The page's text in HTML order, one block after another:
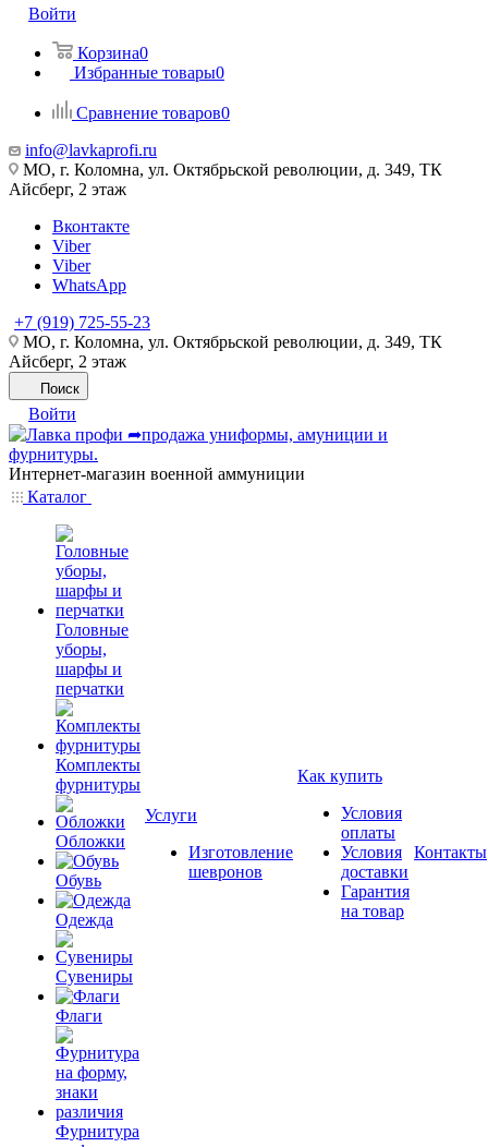
Войти
Корзина0
Избранные товары0
Сравнение товаров0
info@lavkaprofi.ru
МО, г. Коломна, ул. Октябрьской революции, д. 349, ТК
Айсберг, 2 этаж
Вконтакте
Viber
Viber
WhatsApp
+7 (919) 725-55-23
МО, г. Коломна, ул. Октябрьской революции, д. 349, ТК
Айсберг, 2 этаж
Поиск
Войти
Интернет-магазин военной аммуниции
Каталог
Головные
уборы,
шарфы и
перчатки
Комплекты
фурнитуры
Обложки
Обувь
Одежда
Сувениры
Флаги
Фурнитура
Услуги
Изготовление
шевронов
Как купить
Условия
оплаты
Условия
доставки
Гарантия
на товар
Контакты